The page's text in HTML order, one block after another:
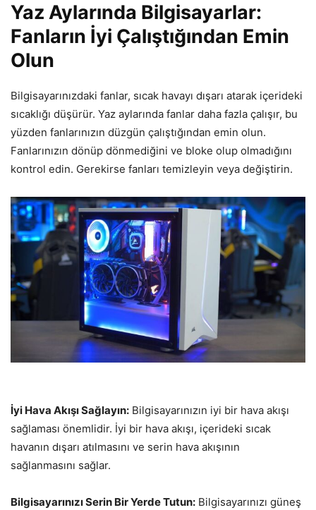
Yaz Aylarında Bilgisayarlar:
Fanların İyi Çalıştığından Emin
Olun
Bilgisayarınızdaki fanlar, sıcak havayı dışarı atarak içerideki
sıcaklığı düşürür. Yaz aylarında fanlar daha fazla çalışır, bu
yüzden fanlarınızın düzgün çalıştığından emin olun.
Fanlarınızın dönüp dönmediğini ve bloke olup olmadığını
kontrol edin. Gerekirse fanları temizleyin veya değiştirin.
İyi Hava Akışı Sağlayın: Bilgisayarınızın iyi bir hava akışı
sağlaması önemlidir. İyi bir hava akışı, içerideki sıcak
havanın dışarı atılmasını ve serin hava akışının
sağlanmasını sağlar.
Bilgisayarınızı Serin Bir Yerde Tutun: Bilgisayarınızı güneş